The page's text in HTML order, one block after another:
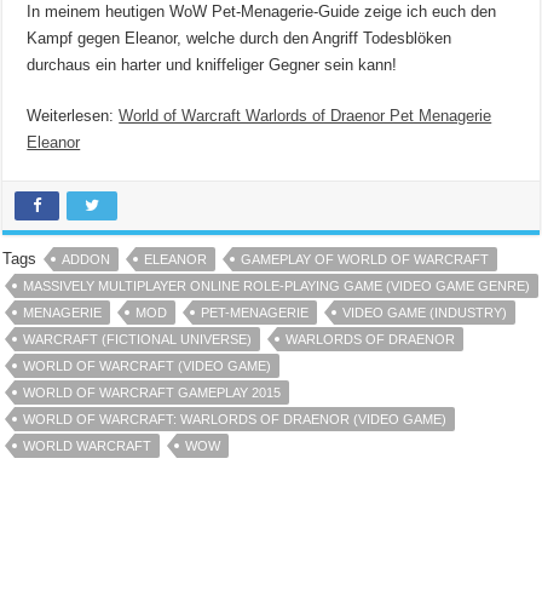
In meinem heutigen WoW Pet-Menagerie-Guide zeige ich euch den
Kampf gegen Eleanor, welche durch den Angriff Todesblöken
durchaus ein harter und kniffeliger Gegner sein kann!
Weiterlesen:World of Warcraft Warlords of Draenor Pet Menagerie
Eleanor
Tags ADDON ELEANOR
GAMEPLAY OF WORLD OF WARCRAFT
MASSIVELY MULTIPLAYER ONLINE ROLE-PLAYING GAME (VIDEO GAME GENRE)
MENAGERIE
MOD PET-MENAGERIE
VIDEO GAME (INDUSTRY)
WARCRAFT (FICTIONAL UNIVERSE)
WARLORDS OF DRAENOR
WORLD OF WARCRAFT (VIDEO GAME)
WORLD OF WARCRAFT GAMEPLAY 2015
WORLD OF WARCRAFT: WARLORDS OF DRAENOR (VIDEO GAME)
WORLD WARCRAFT
WOW